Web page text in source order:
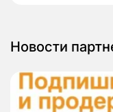
Новости